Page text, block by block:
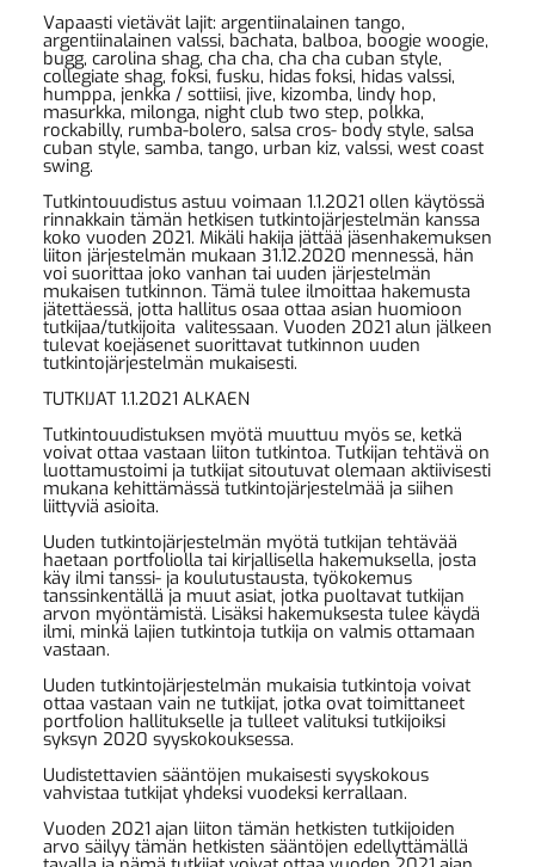
Vapaasti vietävät lajit: argentiinalainen tango,
argentiinalainen valssi, bachata, balboa, boogie woogie,
bugg, carolina shag, cha cha, cha cha cuban style,
collegiate shag, foksi, fusku, hidas foksi, hidas valssi,
humppa, jenkka / sottiisi, jive, kizomba, lindy hop,
masurkka, milonga, night club two step, polkka,
rockabilly, rumba-bolero, salsa cros- body style, salsa
cuban style, samba, tango, urban kiz, valssi, west coast
swing.
Tutkintouudistus astuu voimaan 1.1.2021 ollen käytössä
rinnakkain tämän hetkisen tutkintojärjestelmän kanssa
koko vuoden 2021. Mikäli hakija jättää jäsenhakemuksen
liiton järjestelmän mukaan 31.12.2020 mennessä, hän
voi suorittaa joko vanhan tai uuden järjestelmän
mukaisen tutkinnon. Tämä tulee ilmoittaa hakemusta
jätettäessä, jotta hallitus osaa ottaa asian huomioon
tutkijaa/tutkijoita valitessaan. Vuoden 2021 alun jälkeen
tulevat koejäsenet suorittavat tutkinnon uuden
tutkintojärjestelmän mukaisesti.
TUTKIJAT 1.1.2021 ALKAEN
Tutkintouudistuksen myötä muuttuu myös se, ketkä
voivat ottaa vastaan liiton tutkintoa. Tutkijan tehtävä on
luottamustoimi ja tutkijat sitoutuvat olemaan aktiivisesti
mukana kehittämässä tutkintojärjestelmää ja siihen
liittyviä asioita.
Uuden tutkintojärjestelmän myötä tutkijan tehtävää
haetaan portfoliolla tai kirjallisella hakemuksella, josta
käy ilmi tanssi- ja koulutustausta, työkokemus
tanssinkentällä ja muut asiat, jotka puoltavat tutkijan
arvon myöntämistä. Lisäksi hakemuksesta tulee käydä
ilmi, minkä lajien tutkintoja tutkija on valmis ottamaan
vastaan.
Uuden tutkintojärjestelmän mukaisia tutkintoja voivat
ottaa vastaan vain ne tutkijat, jotka ovat toimittaneet
portfolion hallitukselle ja tulleet valituksi tutkijoiksi
syksyn 2020 syyskokouksessa.
Uudistettavien sääntöjen mukaisesti syyskokous
vahvistaa tutkijat yhdeksi vuodeksi kerrallaan.
Vuoden 2021 ajan liiton tämän hetkisten tutkijoiden
arvo säilyy tämän hetkisten sääntöjen edellyttämällä